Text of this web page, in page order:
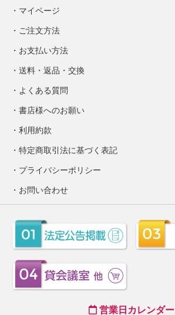
マイページ
ご注文方法
お支払い方法
送料・返品・交換
よくある質問
書店様へのお願い
利用約款
特定商取引法に基づく表記
プライバシーポリシー
お問い合わせ
営業日カレンダー